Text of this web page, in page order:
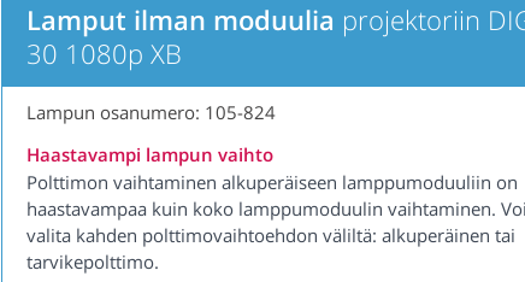
Lamput ilman moduulia projektoriin
30 1080p XB
Lampun osanumero: 105-824
Haastavampi lampun vaihto
Polttimon vaihtaminen alkuperäiseen lamppumoduuliin on
haastavampaa kuin koko lamppumoduulin vaihtaminen.
valita kahden polttimovaihtoehdon väliltä: alkuperäinen tai
tarvikepolttimo.